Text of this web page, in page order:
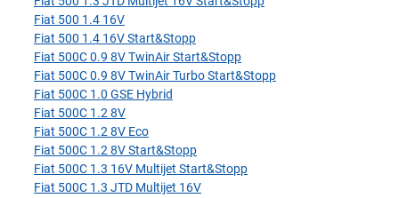
Fiat 500 1.4 16V
Fiat 500 1.4 16V Start&Stopp
Fiat 500C 0.9 8V TwinAir Start&Stopp
Fiat 500C 0.9 8V TwinAir Turbo Start&Stopp
Fiat 500C 1.0 GSE Hybrid
Fiat 500C 1.2 8V
Fiat 500C 1.2 8V Eco
Fiat 500C 1.2 8V Start&Stopp
Fiat 500C 1.3 16V Multijet Start&Stopp
Fiat 500C 1.3 JTD Multijet 16V